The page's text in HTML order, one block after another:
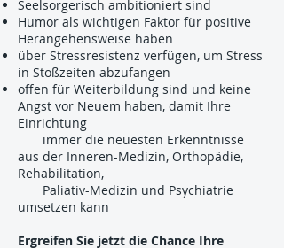
Seelsorgerisch ambitioniert sind
Humor als wichtigen Faktor für positive
Herangehensweise haben
über Stressresistenz verfügen, um Stress
in Stoßzeiten abzufangen
offen für Weiterbildung sind und keine
Angst vor Neuem haben, damit Ihre
Einrichtung
immer die neuesten Erkenntnisse
aus der Inneren-Medizin, Orthopädie,
Rehabilitation,
Paliativ-Medizin und Psychiatrie
umsetzen kann
Ergreifen Sie jetzt die Chance Ihre